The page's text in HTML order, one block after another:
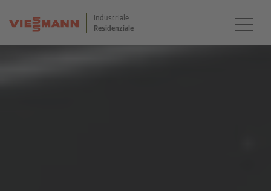
Industriale
Residenziale